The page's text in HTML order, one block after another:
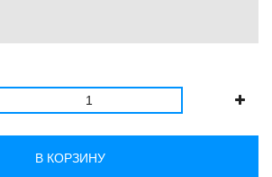
В КОРЗИНУ